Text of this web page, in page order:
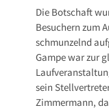
Die Botschaft
Besuchern zum
schmunzelnd
Gampe war zur
sein
Zimmermann,